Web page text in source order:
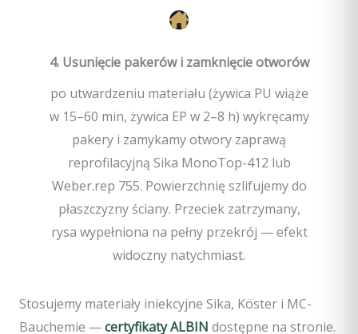
4. Usunięcie pakerów i zamknięcie otworów
po utwardzeniu materiału (żywica PU wiąże
w 15–60 min, żywica EP w 2–8 h) wykręcamy
pakery i zamykamy otwory zaprawą
reprofilacyjną Sika MonoTop-412 lub
Weber.rep 755. Powierzchnię szlifujemy do
płaszczyzny ściany. Przeciek zatrzymany,
rysa wypełniona na pełny przekrój — efekt
widoczny natychmiast.
Stosujemy materiały iniekcyjne Sika, Köster i MC-
Bauchemie —certyfikaty ALBIN dostępne na stronie.